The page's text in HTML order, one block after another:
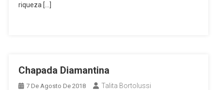
riqueza […]
Chapada Diamantina
7 De Agosto De 2018 Talita Bortolussi